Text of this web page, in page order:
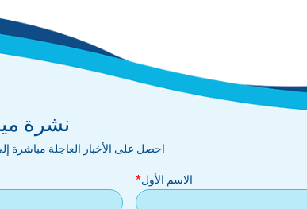
نشرة
احصل على الأخبار العاجلة مباشرة
الاسم الأول